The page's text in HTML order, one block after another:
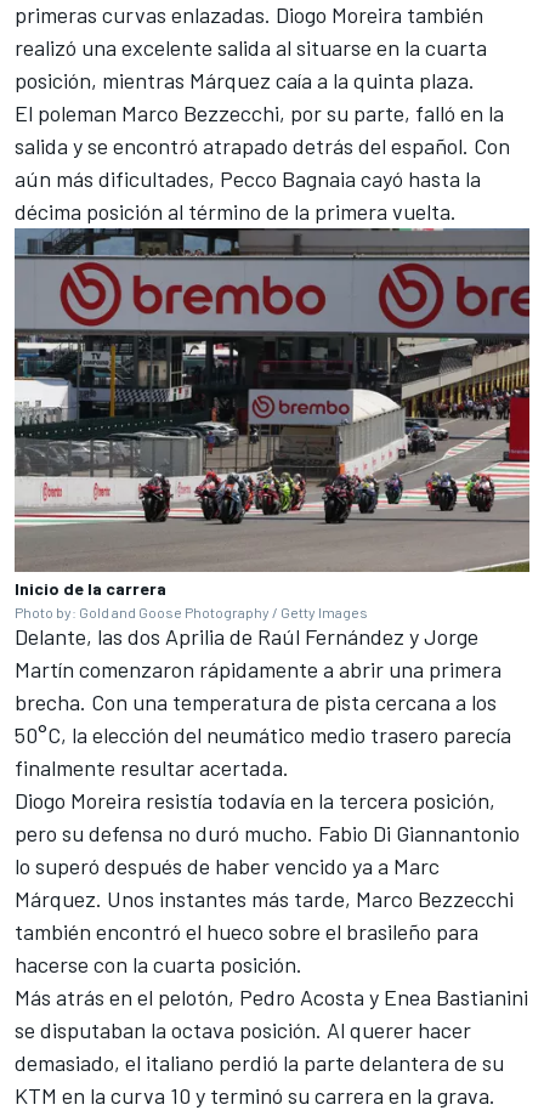
primeras curvas enlazadas. Diogo Moreira también
realizó una excelente salida al situarse en la cuarta
posición, mientras Márquez caía a la quinta plaza.
El poleman Marco Bezzecchi, por su parte, falló en la
salida y se encontró atrapado detrás del español. Con
aún más dificultades, Pecco Bagnaia cayó hasta la
décima posición al término de la primera vuelta.
Inicio de la carrera
Photo by: Gold and Goose Photography / Getty Images
Delante, las dos Aprilia de Raúl Fernández y Jorge
Martín comenzaron rápidamente a abrir una primera
brecha. Con una temperatura de pista cercana a los
50°C, la elección del neumático medio trasero parecía
finalmente resultar acertada.
Diogo Moreira resistía todavía en la tercera posición,
pero su defensa no duró mucho. Fabio Di Giannantonio
lo superó después de haber vencido ya a Marc
Márquez. Unos instantes más tarde, Marco Bezzecchi
también encontró el hueco sobre el brasileño para
hacerse con la cuarta posición.
Más atrás en el pelotón, Pedro Acosta y Enea Bastianini
se disputaban la octava posición. Al querer hacer
demasiado, el italiano perdió la parte delantera de su
KTM en la curva 10 y terminó su carrera en la grava.